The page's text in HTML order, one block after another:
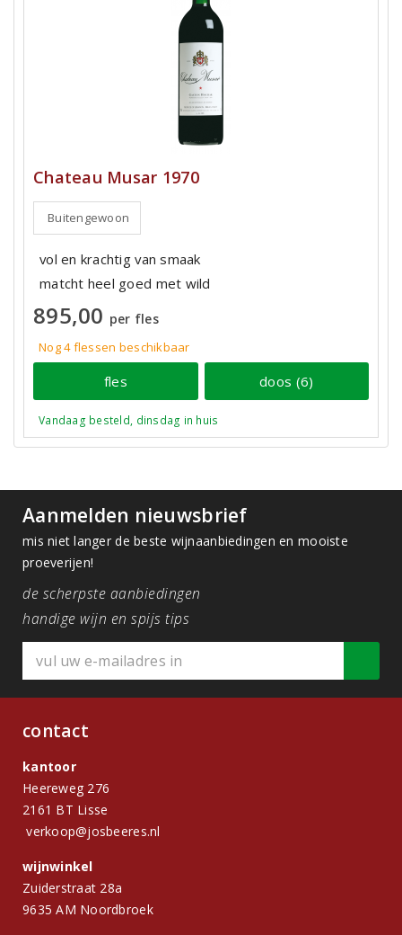
Chateau Musar 1970
Buitengewoon
vol en krachtig van smaak
matcht heel goed met wild
895,00 per fles
Nog 4flessen beschikbaar
fles doos (6)
Vandaag besteld, dinsdag in huis
Aanmelden nieuwsbrief
mis niet langer de beste wijnaanbiedingen en mooiste
proeverijen!
de scherpste aanbiedingen
handige wijn en spijs tips
contact
kantoor
Heereweg 276
2161 BT Lisse
verkoop@josbeeres.nl
wijnwinkel
Zuiderstraat 28a
9635 AM Noordbroek